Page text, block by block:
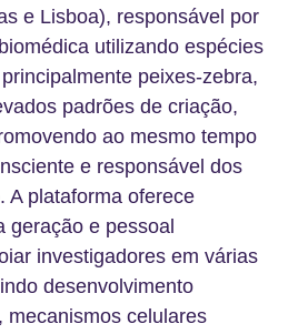
e Lisboa), responsável por
utilizando espécies
peixes-zebra,
padrões de criação,
ao mesmo tempo
e responsável dos
A plataforma oferece
geração e pessoal
investigadores em várias
desenvolvimento
mecanismos celulares